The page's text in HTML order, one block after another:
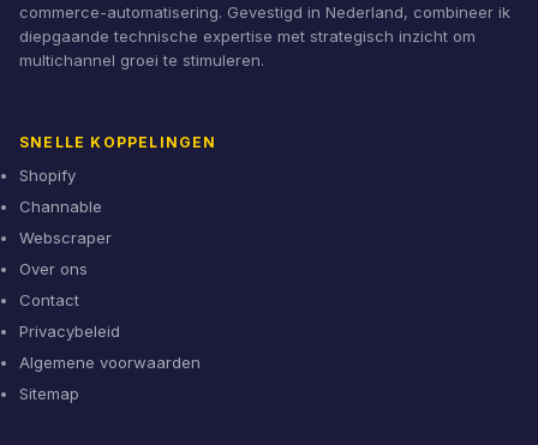
commerce-automatisering. Gevestigd in Nederland, combineer ik
diepgaande technische expertise met strategisch inzicht om
multichannel groei te stimuleren.
SNELLE KOPPELINGEN
Shopify
Channable
Webscraper
Over ons
Contact
Privacybeleid
Algemene voorwaarden
Sitemap